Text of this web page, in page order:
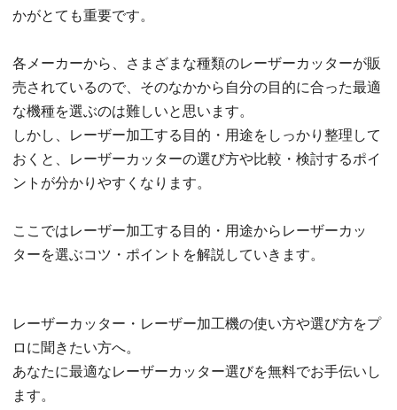
かがとても重要です。
各メーカーから、さまざまな種類のレーザーカッターが販
売されているので、そのなかから自分の目的に合った最適
な機種を選ぶのは難しいと思います。
しかし、レーザー加工する目的・用途をしっかり整理して
おくと、レーザーカッターの選び方や比較・検討するポイ
ントが分かりやすくなります。
ここではレーザー加工する目的・用途からレーザーカッ
ターを選ぶコツ・ポイントを解説していきます。
レーザーカッター・レーザー加工機の使い方や選び方をプ
ロに聞きたい方へ。
あなたに最適なレーザーカッター選びを無料でお手伝いし
ます。